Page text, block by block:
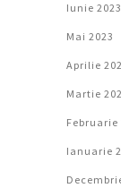
Iunie 2023
Mai 2023
Aprilie
Martie
Februarie
Ianuarie